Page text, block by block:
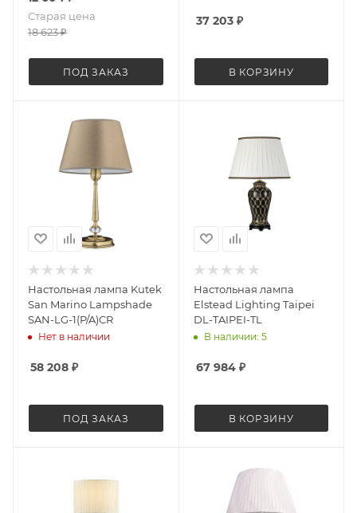
Старая цена
18 623₽
ПОД ЗАКАЗ
37 203₽
В КОРЗИНУ
Настольная лампа Kutek
San Marino Lampshade
SAN-LG-1(P/A)CR
Нет в наличии
58 208 ₽
ПОД ЗАКАЗ
Настольная лампа
Elstead Lighting Taipei
DL-TAIPEI-TL
В наличии: 5
67 984₽
В КОРЗИНУ